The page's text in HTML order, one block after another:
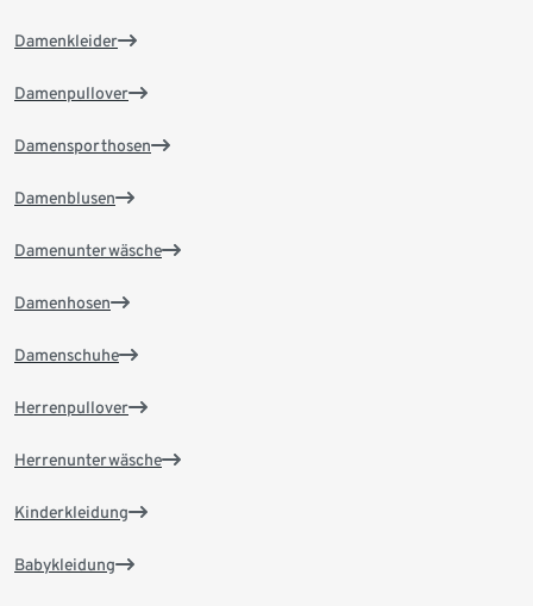
Damenkleider
Damenpullover
Damensporthosen
Damenblusen
Damenunterwäsche
Damenhosen
Damenschuhe
Herrenpullover
Herrenunterwäsche
Kinderkleidung
Babykleidung